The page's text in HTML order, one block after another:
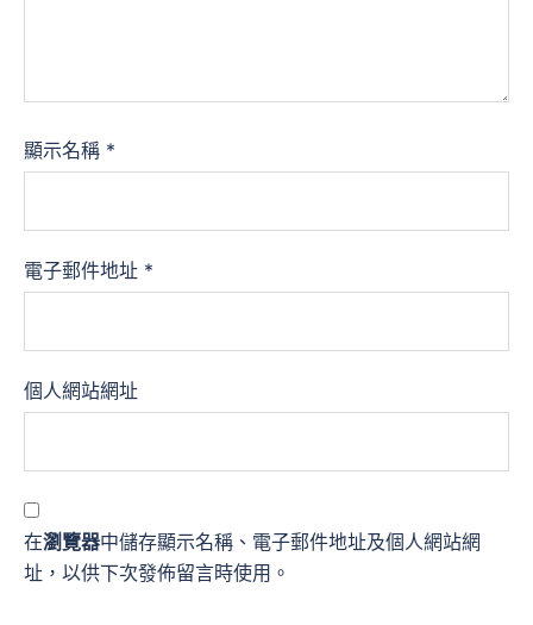
顯示名稱 *
電子郵件地址 *
個人網站網址
在瀏覽器中儲存顯示名稱、電子郵件地址及個人網站網
址，以供下次發佈留言時使用。